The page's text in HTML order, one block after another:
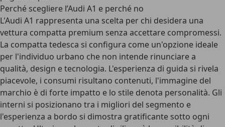
Perché scegliere l’Audi A1 e perché no
L'Audi A1 rappresenta una scelta per chi desidera una
vettura compatta premium senza accettare compromessi.
La compatta tedesca si configura come un'opzione ideale
per l'individuo urbano che non intende rinunciare a
qualità, design e tecnologia. L'esperienza di guida si rivela
piacevole, i consumi risultano contenuti, l'immagine del
marchio è di forte impatto e lo stile denota personalità. Gli
interni si posizionano tra i migliori del segmento e
l'esperienza a bordo si dimostra gratificante sotto ogni